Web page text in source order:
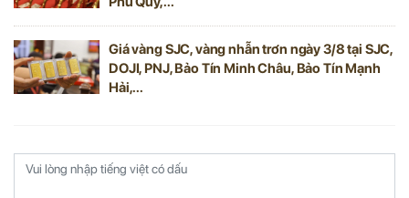
Giá vàng SJC, vàng nhẫn trơn ngày 3/8 tại SJC,
DOJI, PNJ, Bảo Tín Minh Châu, Bảo Tín Mạnh
Hải,...